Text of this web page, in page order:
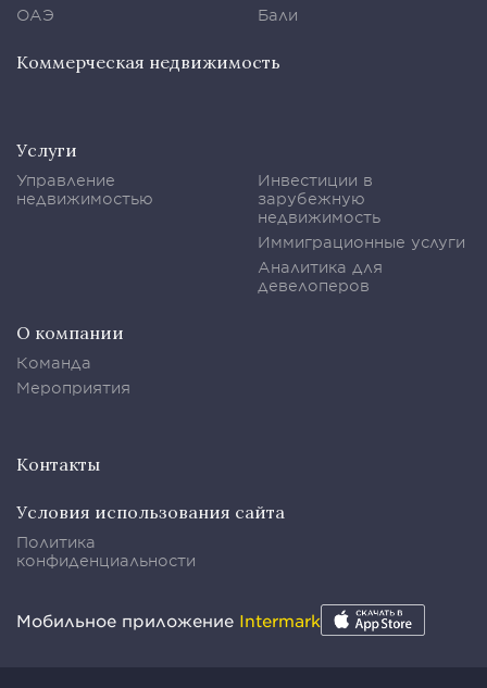
ОАЭ
Бали
Коммерческая недвижимость
Услуги
Управление
недвижимостью
Инвестиции в
зарубежную
недвижимость
Иммиграционные услуги
Аналитика для
девелоперов
О компании
Команда
Мероприятия
Контакты
Условия использования сайта
Политика
конфиденциальности
Мобильное приложение Intermark